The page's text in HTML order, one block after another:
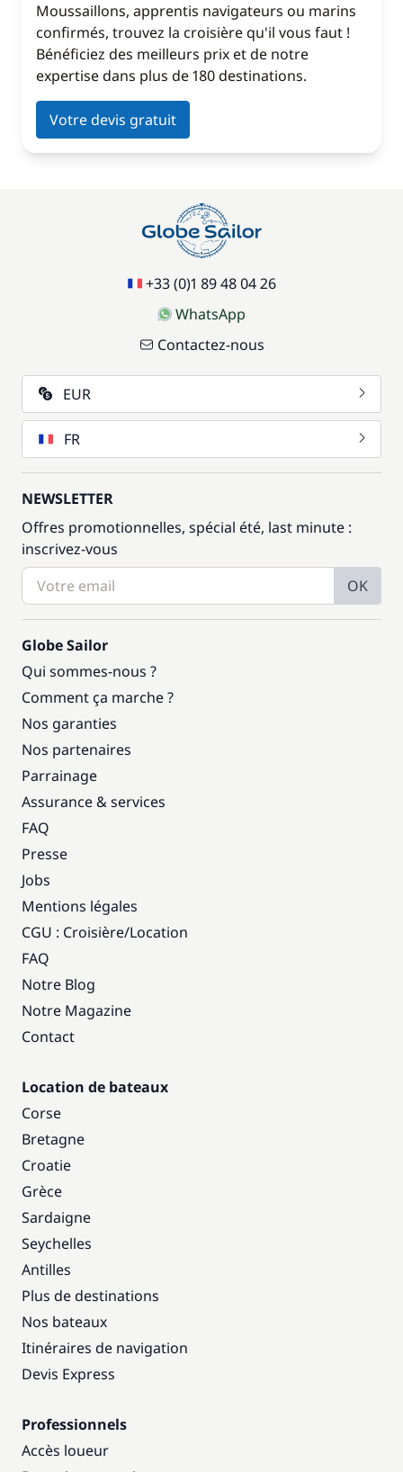
Moussaillons, apprentis navigateurs ou marins
confirmés, trouvez la croisière qu'il vous faut !
Bénéficiez des meilleurs prix et de notre
expertise dans plus de 180 destinations.
Votre devis gratuit
+33 (0)1 89 48 04 26
WhatsApp
Contactez-nous
EUR
FR
NEWSLETTER
Offres promotionnelles, spécial été, last minute :
inscrivez-vous
OK
Globe Sailor
Qui sommes-nous ?
Comment ça marche ?
Nos garanties
Nos partenaires
Parrainage
Assurance & services
FAQ
Presse
Jobs
Mentions légales
CGU : Croisière/Location
FAQ
Notre Blog
Notre Magazine
Contact
Location de bateaux
Corse
Bretagne
Croatie
Grèce
Sardaigne
Seychelles
Antilles
Plus de destinations
Nos bateaux
Itinéraires de navigation
Devis Express
Professionnels
Accès loueur